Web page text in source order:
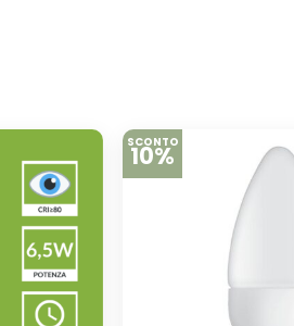
SCONTO
10%